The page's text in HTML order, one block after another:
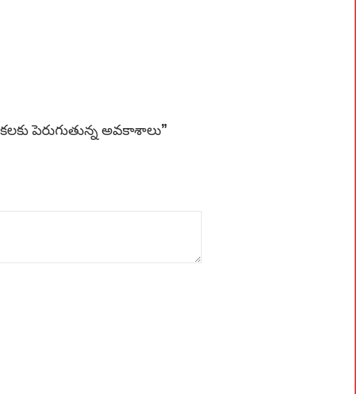
పెరుగుతున్న అవకాశాలు”